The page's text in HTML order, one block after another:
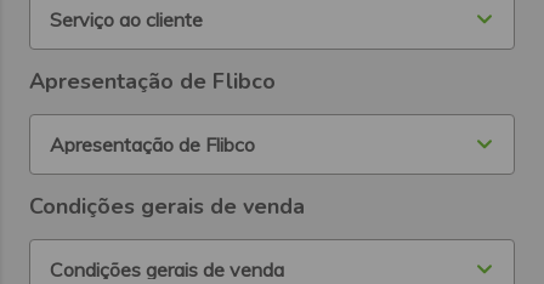
Serviço ao cliente
Apresentação de Flibco
Apresentação de Flibco
Condições gerais de venda
Condições gerais de venda